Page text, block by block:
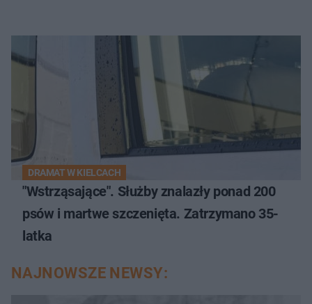
DRAMAT W KIELCACH
"Wstrząsające". Służby znalazły ponad 200
psów i martwe szczenięta. Zatrzymano 35-
latka
NAJNOWSZE NEWSY: